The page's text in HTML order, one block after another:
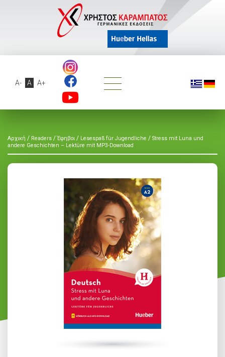
A- A A+
Αρχική / Readers / Έφηβοι / Lesespaß für Jugendliche / Stress mit Luna und
andere Geschichten – Lektüre mit MP3-Download